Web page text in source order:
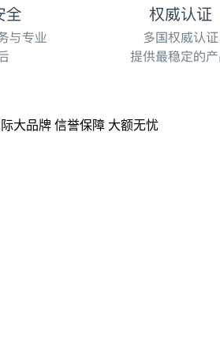
大品牌 信誉保障 大额无忧